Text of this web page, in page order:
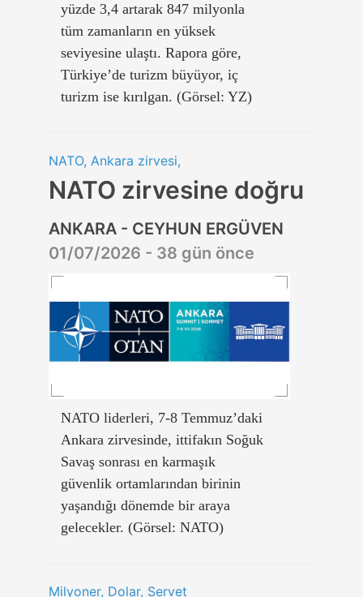
yüzde 3,4 artarak 847 milyonla
tüm zamanların en yüksek
seviyesine ulaştı. Rapora göre,
Türkiye’de turizm büyüyor, iç
turizm ise kırılgan. (Görsel: YZ)
NATO, Ankara zirvesi,
NATO zirvesine doğru
ANKARA - CEYHUN ERGÜVEN
01/07/2026 - 38 gün önce
NATO liderleri, 7-8 Temmuz’daki
Ankara zirvesinde, ittifakın Soğuk
Savaş sonrası en karmaşık
güvenlik ortamlarından birinin
yaşandığı dönemde bir araya
gelecekler. (Görsel: NATO)
Milyoner, Dolar, Servet